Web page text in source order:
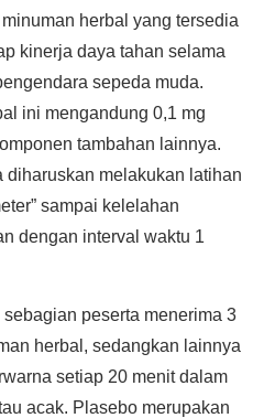
herbal yang tersedia
kinerja daya tahan selama
sepeda muda.
ini mengandung 0,1 mg
tambahan lainnya.
diharuskan melakukan latihan
sampai kelelahan
dengan interval waktu 1
peserta menerima 3
herbal, sedangkan lainnya
setiap 20 menit dalam
acak. Plasebo merupakan